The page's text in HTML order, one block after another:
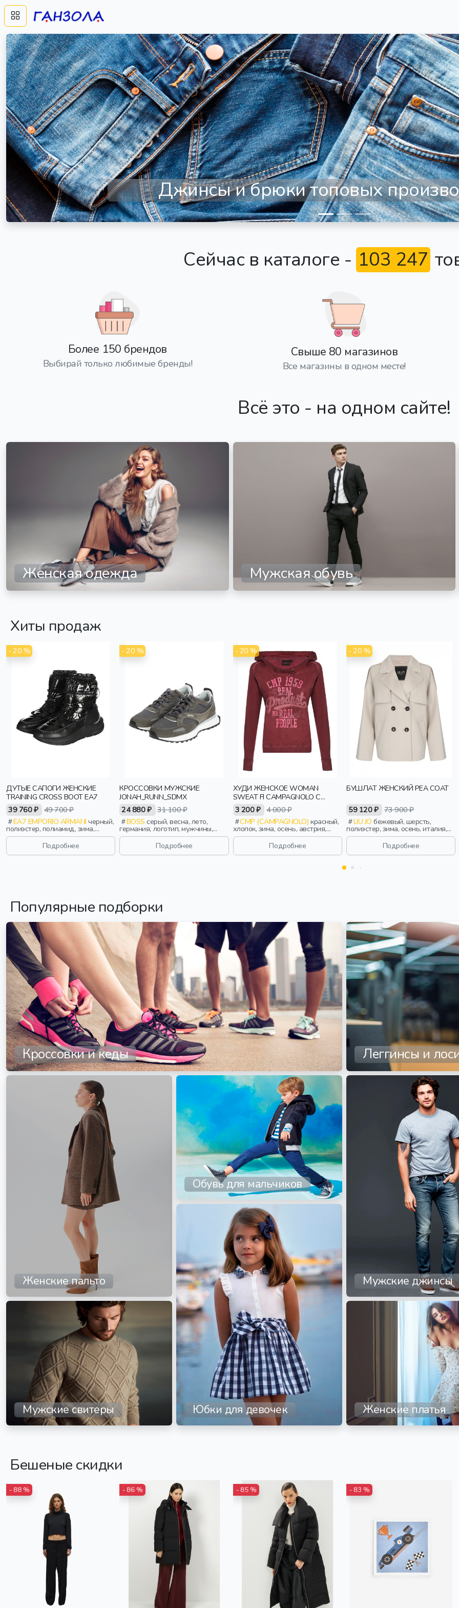
Теплая обувь на зимний
Предыдущий
Сейчас в каталоге - 103 247
Более 150 брендов
Выбирай только любимые бренды!
Свыше 80 магазинов
Все магазины в одном месте!
Всё это - на одном сайте!
Женская одежда Мужская обувь
Хиты продаж
- 20 %
ДУТЫЕ САПОГИ ЖЕНСКИЕ
TRAINING CROSS BOOT EA7
39 760 ₽ 49 700 ₽
EA7 EMPORIO ARMANI черный,
полиэстер, полиамид, зима,
осень, италия, непромокаемые,
утепленные, эластичные,
женщины, взрослые
Подробнее
- 20 %
КРОССОВКИ МУЖСКИЕ
JONAH_RUNN_SDMX
24 880 ₽ 31 100 ₽
BOSS серый, весна, лето,
германия, логотип, мужчины,
взрослые
Подробнее
- 20 %
ХУДИ ЖЕНСКОЕ WOMAN
SWEAT FI CAMPAGNOLO С
НАЧЕСОМ
3 200 ₽ 4 000 ₽
CMP (CAMPAGNOLO) красный,
хлопок, зима, осень, австрия,
резинка, женщины, взрослые
Подробнее
- 20 %
БУШЛАТ ЖЕНСКИЙ PEA COAT
59 120 ₽ 73 900 ₽
LIU JO бежевый, шерсть,
полиэстер, зима, осень, италия,
женщины, взрослые
Подробнее
Популярные подборки
Кроссовки и кеды Леггинсы и
Женские пальто
Мужские свитеры
Обувь для мальчиков
Юбки для девочек
Мужские джинсы
Женские платья
Бешеные скидки
- 88 % - 86 % - 85 % - 83 %